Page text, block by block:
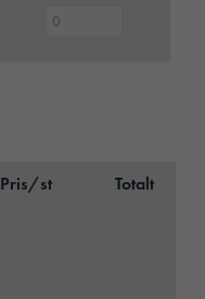
Pris/st Totalt